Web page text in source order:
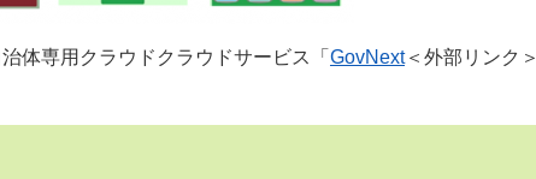
体専用クラウドクラウドサービス「 GovNext＜外部リンク＞